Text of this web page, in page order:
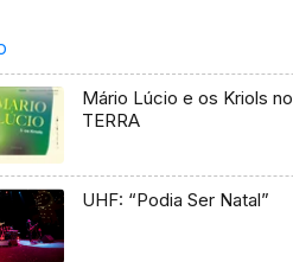
Mário Lúcio e os Kriols no
TERRA
UHF: “Podia Ser Natal”